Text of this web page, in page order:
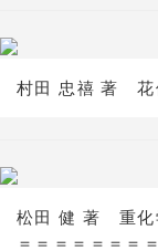
村田 忠禧 著 花
松田 健 著 重化
＝＝＝＝＝＝＝